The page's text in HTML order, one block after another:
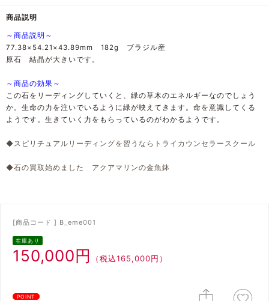
商品説明
～商品説明～
77.38×54.21×43.89mm 182g ブラジル産
原石 結晶が大きいです。
～商品の効果～
この石をリーディングしていくと、緑の草木のエネルギーなのでしょう
か。生命の力を注いでいるように緑が映えてきます。命を意識してくる
ようです。生きていく力をもらっているのがわかるようです。
◆スピリチュアルリーディングを習うならトライカウンセラースクール
◆石の買取始めました アクアマリンの金魚鉢
[商品コード ] B_eme001
在庫あり
150,000円 （税込165,000円）
POINT